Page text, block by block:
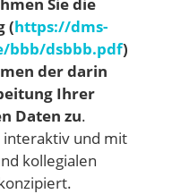
(https://dms-
bbb/dsbbb.pdf)
der darin
Ihrer
Daten zu.
interaktiv und mit
kollegialen